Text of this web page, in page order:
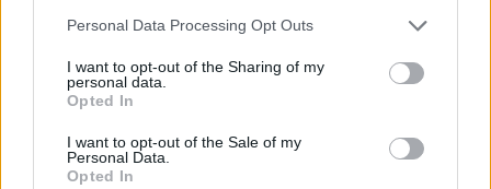
Please note that this website/app uses one or more Google
not limited to your visit or usage behaviour. You may click to
grant or deny consent to Google and its third-party tags to
use your data for below specified purposes in below Google
consent section.
Personal Data Processing Opt Outs
I want to opt-out of the Sharing of my
personal data.
Opted In
I want to opt-out of the Sale of my
Personal Data.
Opted In
preço atual.
As projeções são ainda melhores a longo prazo. Os
analistas acreditam queVechainpoderia ser negociado a $
342%. Com base nessas projeções, faz sentido comprá-lo